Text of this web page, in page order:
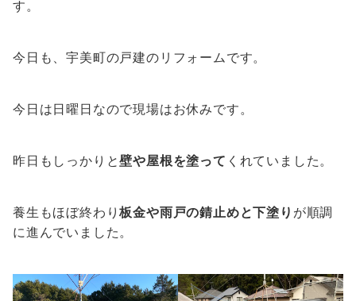
す。
今日も、宇美町の戸建のリフォームです。
今日は日曜日なので現場はお休みです。
昨日もしっかりと壁や屋根を塗って くれていました。
養生もほぼ終わり板金や雨戸の錆止めと下塗り が順調
に進んでいました。